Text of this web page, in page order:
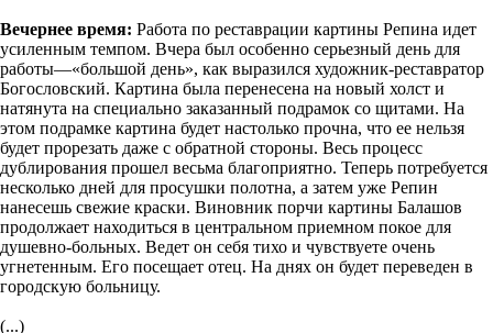
Вечернее время: Работа по реставрации картины Репина идет
усиленным темпом. Вчера был особенно серьезный день для
работы—«большой день», как выразился художник-реставратор
Богословский. Картина была перенесена на новый холст и
натянута на специально заказанный подрамок со щитами. На
этом подрамке картина будет настолько прочна, что ее нельзя
будет прорезать даже с обратной стороны. Весь процесс
дублирования прошел весьма благоприятно. Теперь потребуется
несколько дней для просушки полотна, a затем уже Репин
нанесешь свежие краски. Виновник порчи картины Балашов
продолжает находиться в центральном приемном покое для
душевно-больных. Ведет он себя тихо и чувствуете очень
угнетенным. Его посещает отец. На днях он будет переведен в
городскую больницу.
(...)